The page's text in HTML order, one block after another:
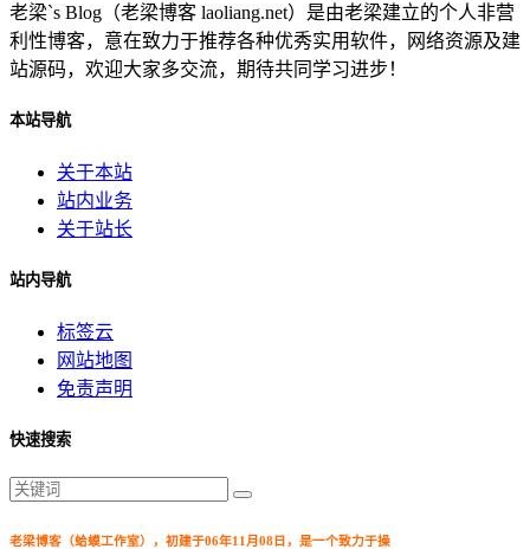
老梁`s Blog（老梁博客 laoliang.net）是由老梁建立的个人非营
利性博客，意在致力于推荐各种优秀实用软件，网络资源及建
站源码，欢迎大家多交流，期待共同学习进步！
本站导航
关于本站
站内业务
关于站长
站内导航
标签云
网站地图
免责声明
快速搜索
老梁博客（蛤蟆工作室），初建于06年11月08日，是一个致力于操